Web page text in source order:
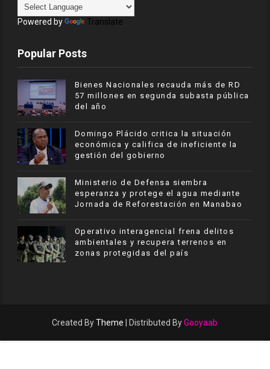
Powered by Translate
Popular Posts
Bienes Nacionales recauda más de RD
57 millones en segunda subasta pública
del año
​Domingo Plácido critica la situación
económica y califica de ineficiente la
gestión del gobierno
Ministerio de Defensa siembra
esperanza y protege el agua mediante
Jornada de Reforestación en Manabao
Operativo interagencial frena delitos
ambientales y recupera terrenos en
zonas protegidas del país
Created ByTheme | Distributed ByGooyaab